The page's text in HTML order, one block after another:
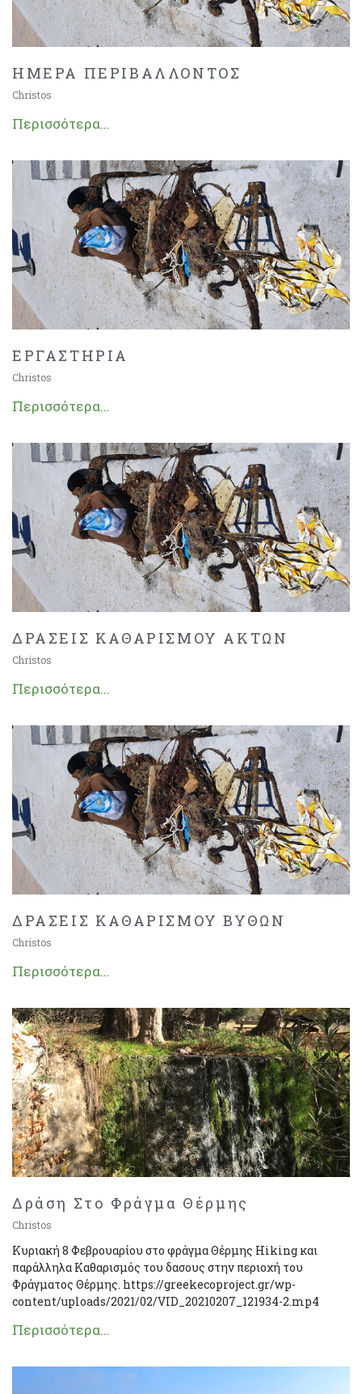
ΗΜΕΡΑ ΠΕΡΙΒΑΛΛΟΝΤΟΣ
Christos
Περισσότερα...
ΕΡΓΑΣΤΗΡΙΑ
Christos
Περισσότερα...
ΔΡΑΣΕΙΣ ΚΑΘΑΡΙΣΜΟΥ ΑΚΤΩΝ
Christos
Περισσότερα...
ΔΡΑΣΕΙΣ ΚΑΘΑΡΙΣΜΟΥ ΒΥΘΩΝ
Christos
Περισσότερα...
Δράση Στο Φράγμα Θέρμης
Christos
Κυριακή 8 Φεβρουαρίου στο φράγμα Θέρμης Hiking και
παράλληλα Καθαρισμός του δασους στην περιοχή του
Φράγματος Θέρμης. https://greekecoproject.gr/wp-
content/uploads/2021/02/VID_20210207_121934-2.mp4
Περισσότερα...